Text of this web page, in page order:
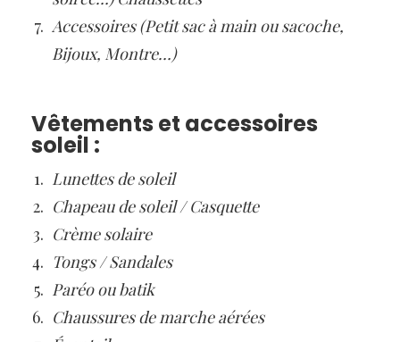
Accessoires (Petit sac à main ou sacoche​,
Bijoux, Montre…)
Vêtements et accessoires
soleil :
Lunettes de soleil
Chapeau de soleil / Casquette
Crème solaire
Tongs / Sandales
Paréo ou batik
Chaussures de marche aérées